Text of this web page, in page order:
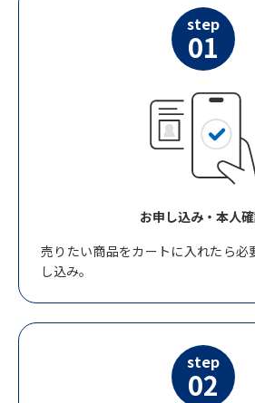
step
01
お申し込み・本人
売りたい商品をカートに入れたら必
し込み。
step
02